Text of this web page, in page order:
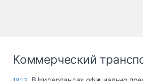
Коммерческий